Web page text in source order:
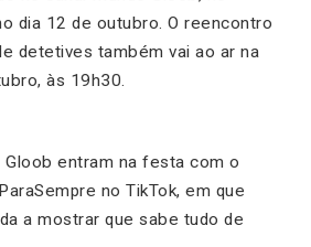
dia 12 de outubro. O reencontro
detetives também vai ao ar na
às 19h30.
entram na festa com o
no TikTok, em que
a mostrar que sabe tudo de